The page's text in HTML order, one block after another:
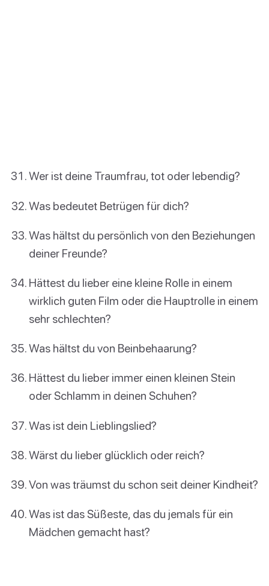
Wer ist deine Traumfrau, tot oder lebendig?
Was bedeutet Betrügen für dich?
Was hältst du persönlich von den Beziehungen
deiner Freunde?
Hättest du lieber eine kleine Rolle in einem
wirklich guten Film oder die Hauptrolle in einem
sehr schlechten?
Was hältst du von Beinbehaarung?
Hättest du lieber immer einen kleinen Stein
oder Schlamm in deinen Schuhen?
Was ist dein Lieblingslied?
Wärst du lieber glücklich oder reich?
Von was träumst du schon seit deiner Kindheit?
Was ist das Süßeste, das du jemals für ein
Mädchen gemacht hast?